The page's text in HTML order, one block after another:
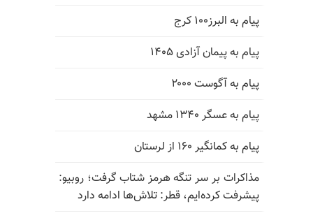
پیام به البرز۱۰۰ کرج
پیام به پیمان آزادی ۱۴۰۵
پیام به آگوست ۲۰۰۰
پیام به عسگر ۱۳۴۰ مشهد
پیام به کمانگیر ۱۶۰ از لرستان
مذاکرات بر سر تنگه هرمز شتاب گرفت؛ روبیو:
پیشرفت کرده‌ایم، قطر: تلاش‌ها ادامه دارد